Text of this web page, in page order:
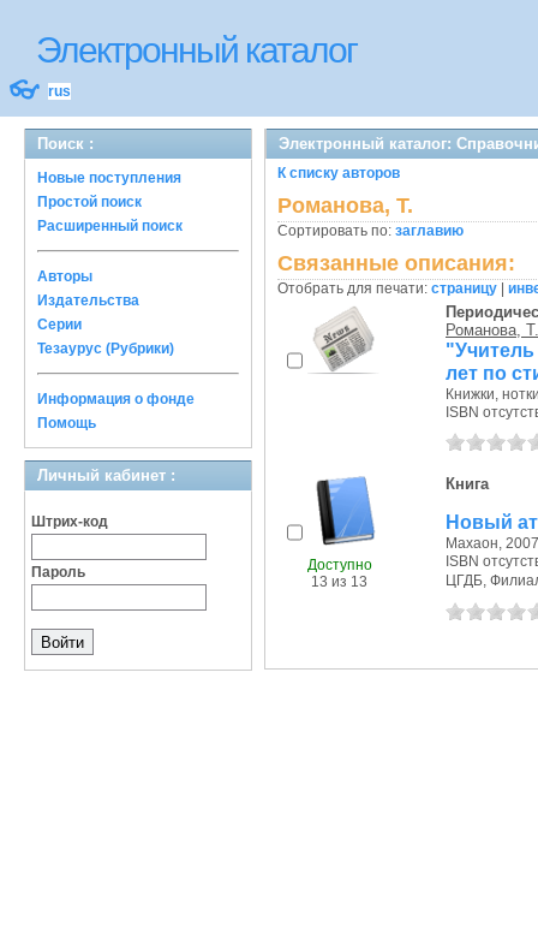
Электронный каталог
👓 rus
Поиск :
Новые поступления
Простой поиск
Расширенный поиск
Авторы
Издательства
Серии
Тезаурус (Рубрики)
Информация о фонде
Помощь
Личный кабинет :
Штрих-код
Пароль
Электронный каталог:
К списку авторов
Романова, Т.
Сортировать по: заглавию
Связанные описания:
Отобрать для печати: страницу
Романова, Т.
лет по
Книжки,
ISBN
Доступно
13 из 13
Книга
Новый
Махаон, 2007
ISBN
ЦГДБ,